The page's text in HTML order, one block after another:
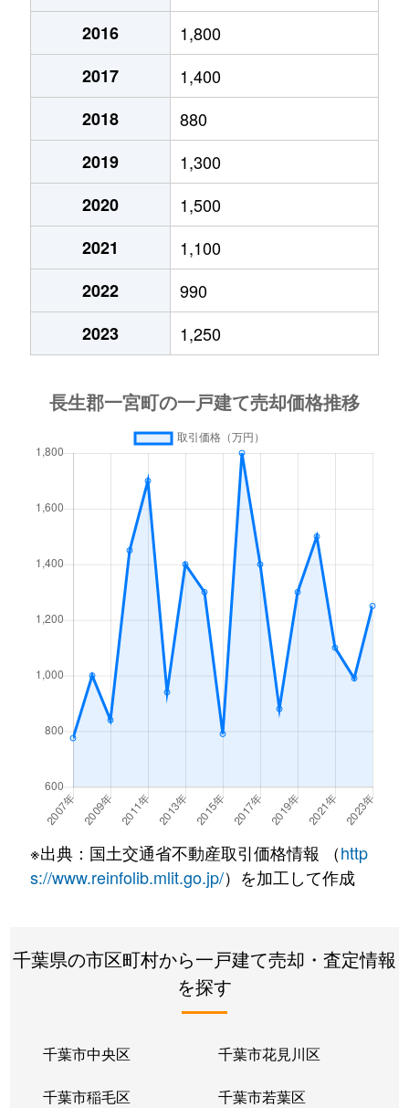
2016
1,800
2017
1,400
2018
880
2019
1,300
2020
1,500
2021
1,100
2022
990
2023
1,250
※出典：国土交通省不動産取引価格情報 （http
s://www.reinfolib.mlit.go.jp/）を加工して作成
千葉県の市区町村から一戸建て売却・査定情報
を探す
千葉市中央区 千葉市花見川区
千葉市稲毛区 千葉市若葉区